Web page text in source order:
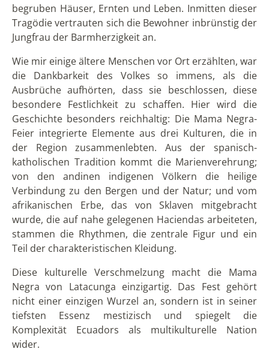
begruben Häuser, Ernten und Leben. Inmitten dieser
Tragödie vertrauten sich die Bewohner inbrünstig der
Jungfrau der Barmherzigkeit an.
Wie mir einige ältere Menschen vor Ort erzählten, war
die Dankbarkeit des Volkes so immens, als die
Ausbrüche aufhörten, dass sie beschlossen, diese
besondere Festlichkeit zu schaffen. Hier wird die
Geschichte besonders reichhaltig: Die Mama Negra-
Feier integrierte Elemente aus drei Kulturen, die in
der Region zusammenlebten. Aus der spanisch-
katholischen Tradition kommt die Marienverehrung;
von den andinen indigenen Völkern die heilige
Verbindung zu den Bergen und der Natur; und vom
afrikanischen Erbe, das von Sklaven mitgebracht
wurde, die auf nahe gelegenen Haciendas arbeiteten,
stammen die Rhythmen, die zentrale Figur und ein
Teil der charakteristischen Kleidung.
Diese kulturelle Verschmelzung macht die Mama
Negra von Latacunga einzigartig. Das Fest gehört
nicht einer einzigen Wurzel an, sondern ist in seiner
tiefsten Essenz mestizisch und spiegelt die
Komplexität Ecuadors als multikulturelle Nation
wider.